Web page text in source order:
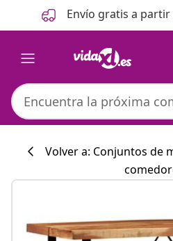
Anterior
Siguiente Envío gratis a partir
Volver a: Conjuntos de